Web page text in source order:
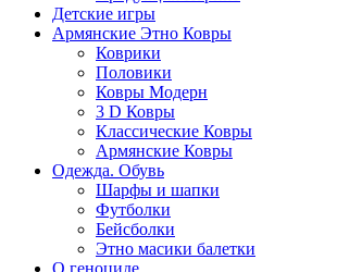
Детские игры
Армянские Этно Ковры
Коврики
Половики
Ковры Модерн
3 D Ковры
Классические Ковры
Армянские Ковры
Одежда. Обувь
Шарфы и шапки
Футболки
Бейсболки
Этно масики балетки
О геноциде